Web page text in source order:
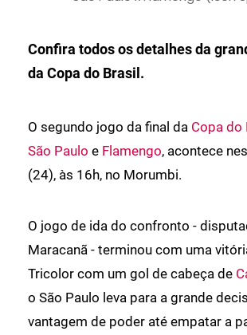
Confira todos os detalhes da
da Copa do Brasil.
O segundo jogo da final da Copa do
São Paulo e Flamengo, acontece
(24), às 16h, no Morumbi.
O jogo de ida do confronto -
Maracanã - terminou com uma
Tricolor com um gol de cabeça de
o São Paulo leva para a grande
vantagem de poder até empatar a